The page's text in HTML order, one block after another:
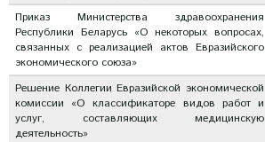
Приказ Министерства здравоохранения
Республики Беларусь «О некоторых вопросах,
связанных с реализацией актов Евразийского
экономического союза»
Решение Коллегии Евразийской экономической
комиссии «О классификаторе видов работ и
услуг, составляющих медицинскую
деятельность»